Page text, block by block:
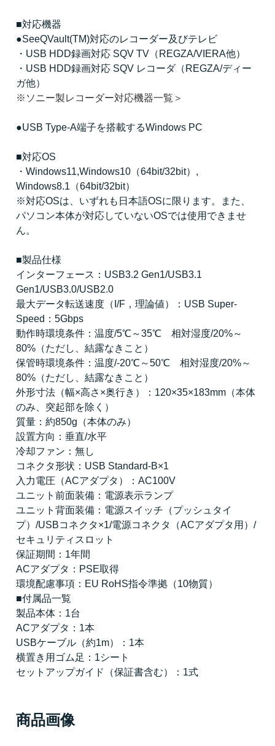
■対応機器
●SeeQVault(TM)対応のレコーダー及びテレビ
・USB HDD録画対応 SQV TV（REGZA/VIERA他）
・USB HDD録画対応 SQV レコーダ（REGZA/ディー
ガ他）
※ソニー製レコーダー対応機器一覧＞
●USB Type-A端子を搭載するWindows PC
■対応OS
・Windows11,Windows10（64bit/32bit）,
Windows8.1（64bit/32bit）
※対応OSは、いずれも日本語OSに限ります。また、
パソコン本体が対応していないOSでは使用できませ
ん。
■製品仕様
インターフェース：USB3.2 Gen1/USB3.1
Gen1/USB3.0/USB2.0
最大データ転送速度（I/F，理論値）：USB Super-
Speed：5Gbps
動作時環境条件：温度/5℃～35℃ 相対湿度/20%～
80%（ただし、結露なきこと）
保管時環境条件：温度/-20℃～50℃ 相対湿度/20%～
80%（ただし、結露なきこと）
外形寸法（幅×高さ×奥行き）：120×35×183mm（本体
のみ、突起部を除く）
質量：約850g（本体のみ）
設置方向：垂直/水平
冷却ファン：無し
コネクタ形状：USB Standard-B×1
入力電圧（ACアダプタ）：AC100V
ユニット前面装備：電源表示ランプ
ユニット背面装備：電源スイッチ（プッシュタイ
プ）/USBコネクタ×1/電源コネクタ（ACアダプタ用）/
セキュリティスロット
保証期間：1年間
ACアダプタ：PSE取得
環境配慮事項：EU RoHS指令準拠（10物質）
■付属品一覧
製品本体：1台
ACアダプタ：1本
USBケーブル（約1m）：1本
横置き用ゴム足：1シート
セットアップガイド（保証書含む）：1式
商品画像